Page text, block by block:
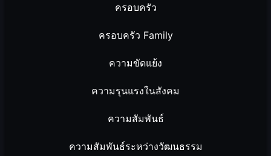
ครอบครัว
ครอบครัว Family
ความขัดแย้ง
ความรุนแรงในสังคม
ความสัมพันธ์
ความสัมพันธ์ระหว่างวัฒนธรรม